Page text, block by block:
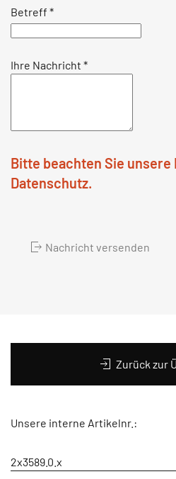
Betreff *
Ihre Nachricht *
Bitte beachten Sie unsere
Datenschutz.
Nachricht versenden
Zurück zur
Unsere interne Artikelnr.:
2x3589.0.x